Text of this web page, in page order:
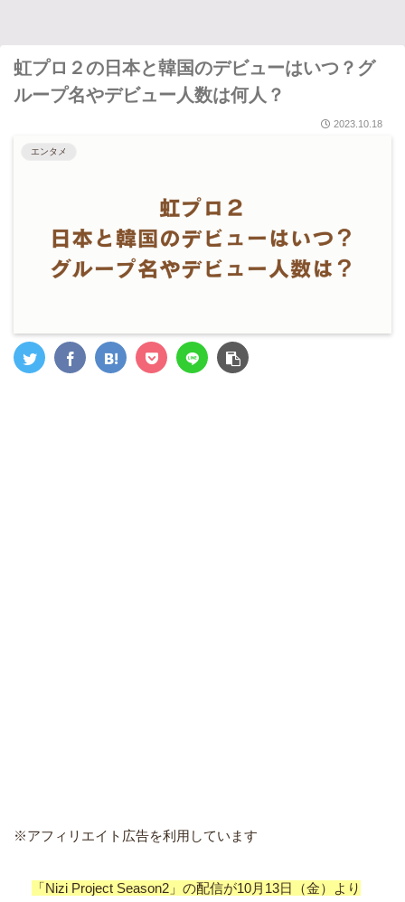
虹プロ２の日本と韓国のデビューはいつ？グ
ループ名やデビュー人数は何人？
2023.10.18
エンタメ
※アフィリエイト広告を利用しています
「Nizi Project Season2」の配信が10月13日（金）より